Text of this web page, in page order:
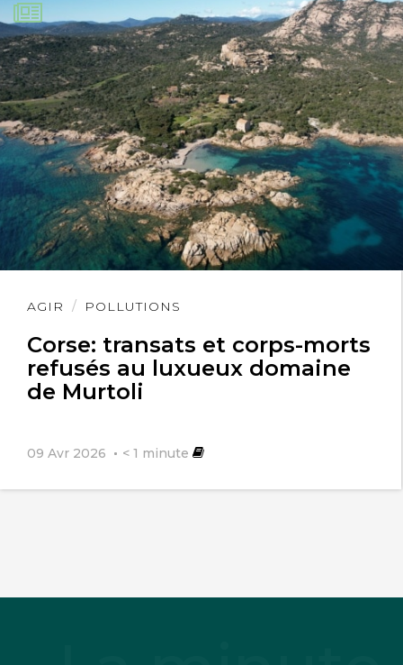
AGIR POLLUTIONS
Corse: transats et corps-morts
refusés au luxueux domaine
de Murtoli
09 Avr 2026 < 1 minute
Lire